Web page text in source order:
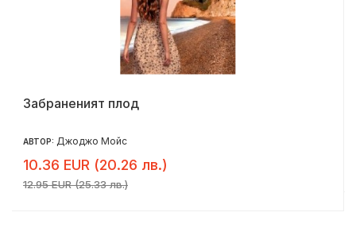
Забраненият плод
АВТОР: Джоджо Мойс
10.36 EUR (20.26 лв.)
12.95 EUR (25.33 лв.)